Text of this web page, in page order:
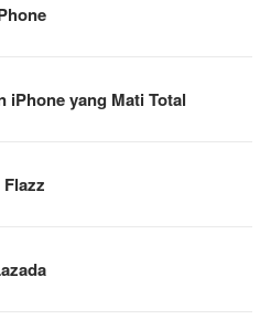
iPhone yang Mati Total